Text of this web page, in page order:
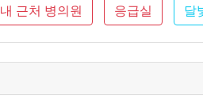
내 근처 병의원 응급실 달